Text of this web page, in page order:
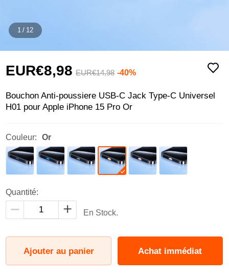
1 / 12
EUR€8,98 EUR€14,98 -40%
Bouchon Anti-poussiere USB-C Jack Type-C Universel
H01 pour Apple iPhone 15 Pro Or
Couleur: Or
Quantité:
En Stock.
Ajouter au panier Achat immédiat